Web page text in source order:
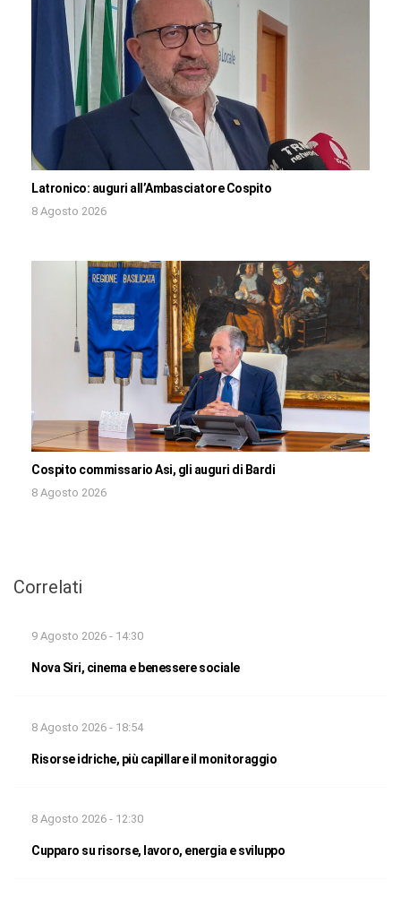
Latronico: auguri all’Ambasciatore Cospito
8 Agosto 2026
Cospito commissario Asi, gli auguri di Bardi
8 Agosto 2026
Correlati
9 Agosto 2026 - 14:30
Nova Siri, cinema e benessere sociale
8 Agosto 2026 - 18:54
Risorse idriche, più capillare il monitoraggio
8 Agosto 2026 - 12:30
Cupparo su risorse, lavoro, energia e sviluppo